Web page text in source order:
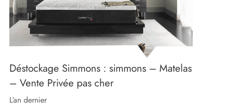
Déstockage Simmons : simmons – Matelas
– Vente Privée pas cher
l’an dernier